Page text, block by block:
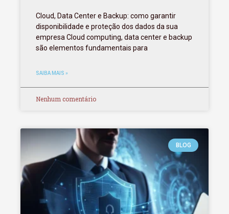
Cloud, Data Center e Backup: como garantir
disponibilidade e proteção dos dados da sua
empresa Cloud computing, data center e backup
são elementos fundamentais para
SAIBA MAIS »
Nenhum comentário
BLOG